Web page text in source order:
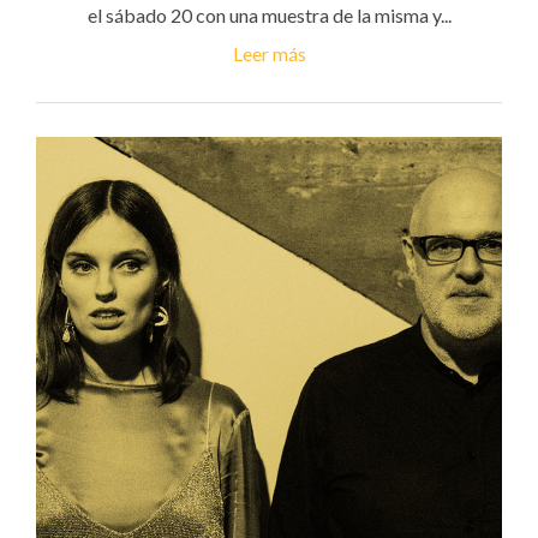
el sábado 20 con una muestra de la misma y...
Leer más